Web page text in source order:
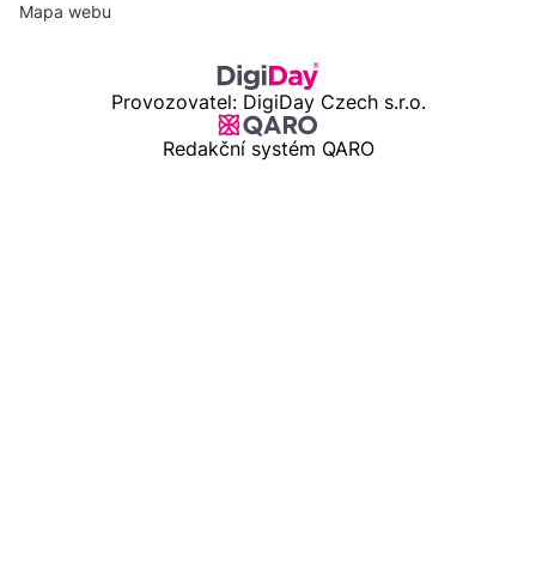
Mapa webu
Provozovatel: DigiDay Czech s.r.o.
Redakční systém QARO